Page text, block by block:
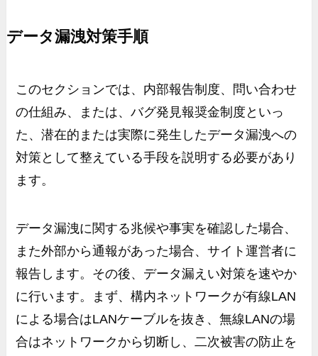
データ漏洩対策手順
このセクションでは、内部報告制度、問い合わせ
の仕組み、または、バグ発見報奨金制度といっ
た、潜在的または実際に発生したデータ漏洩への
対策として整えている手段を説明する必要があり
ます。
データ漏洩に関する兆候や事実を確認した場合、
また外部から通報があった場合、サイト運営者に
報告します。その後、データ漏えい対策を速やか
に行います。まず、構内ネットワークが有線LAN
による場合はLANケーブルを抜き、無線LANの場
合はネットワークから切断し、二次被害の防止を